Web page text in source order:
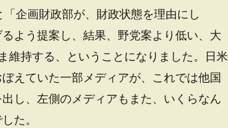
企画財政部が、財政状態を理由にし
よう提案し、結果、野党案より低い、大
維持する、ということになりました。日米
えていた一部メディアが、これでは他国
し、左側のメディアもまた、いくらなん
た。